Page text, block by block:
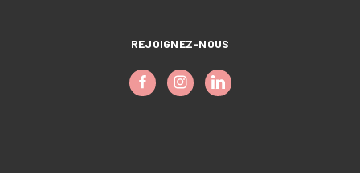
REJOIGNEZ-NOUS